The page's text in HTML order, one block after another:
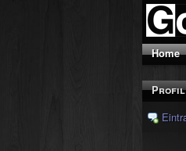
Home
Profil